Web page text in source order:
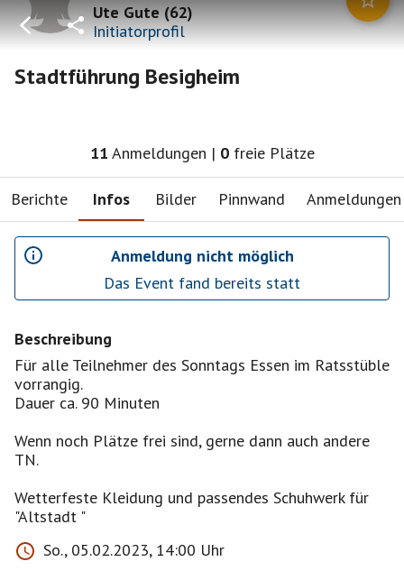
Ute Gute(62)
Initiatorprofil
Stadtführung Besigheim
11 Anmeldungen | 0 freie Plätze
Berichte Infos Bilder Pinnwand Anmeldungen
Anmeldung nicht möglich
Das Event fand bereits statt
Beschreibung
Für alle Teilnehmer des Sonntags Essen im Ratsstüble
vorrangig.
Dauer ca. 90 Minuten
Wenn noch Plätze frei sind, gerne dann auch andere
TN.
Wetterfeste Kleidung und passendes Schuhwerk für
"Altstadt "
So., 05.02.2023, 14:00 Uhr